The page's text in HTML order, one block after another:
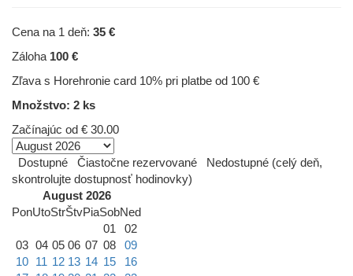
Cena na 1 deň: 35 €
Záloha 100 €
Zľava s Horehronie card 10% pri platbe od 100 €
Množstvo: 2 ks
Začínajúc od € 30.00
Dostupné Čiastočne rezervované
Nedostupné (celý deň,
skontrolujte dostupnosť hodinovky)
August 2026
PonUtoStrŠtvPiaSobNed
01
02
03 04 05 06 07 08
09
10 11 12 13 14 15
16